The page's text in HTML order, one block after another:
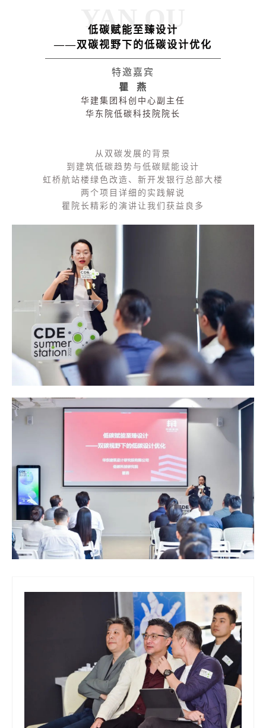
YAN QU
低碳赋能至臻设计
——双碳视野下的低碳设计优化
特邀嘉宾
瞿 燕
华建集团科创中心副主任
华东院低碳科技院院长
从双碳发展的背景
到建筑低碳趋势与低碳赋能设计
虹桥航站楼绿色改造、新开发银行总部大楼
两个项目详细的实践解说
瞿院长精彩的演讲让我们获益良多